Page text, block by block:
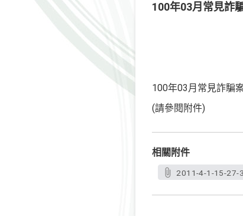
100年03月常見詐
100年03月常見詐騙
(請參閱附件)
相關附件
2011-4-1-15-27-